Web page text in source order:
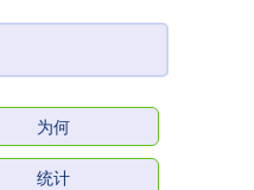
为何
统计